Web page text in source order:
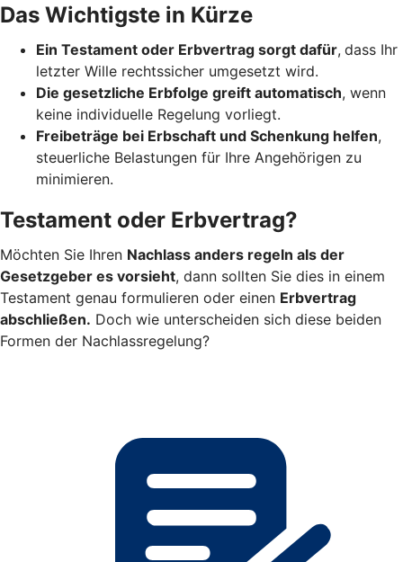
Das Wichtigste in Kürze
Ein Testament oder Erbvertrag sorgt dafür, dass Ihr
letzter Wille rechtssicher umgesetzt wird.
Die gesetzliche Erbfolge greift automatisch, wenn
keine individuelle Regelung vorliegt.
Freibeträge bei Erbschaft und Schenkung helfen,
steuerliche Belastungen für Ihre Angehörigen zu
minimieren.
Testament oder Erbvertrag?
Möchten Sie Ihren Nachlass anders regeln als der
Gesetzgeber es vorsieht, dann sollten Sie dies in einem
Testament genau formulieren oder einen Erbvertrag
abschließen. Doch wie unterscheiden sich diese beiden
Formen der Nachlassregelung?